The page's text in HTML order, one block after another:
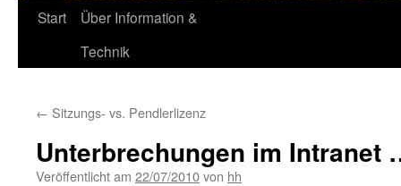
Start
Über Information &
Technik
← Sitzungs- vs. Pendlerlizenz
Unterbrechungen im Intranet
Veröffentlicht am 22/07/2010von hh